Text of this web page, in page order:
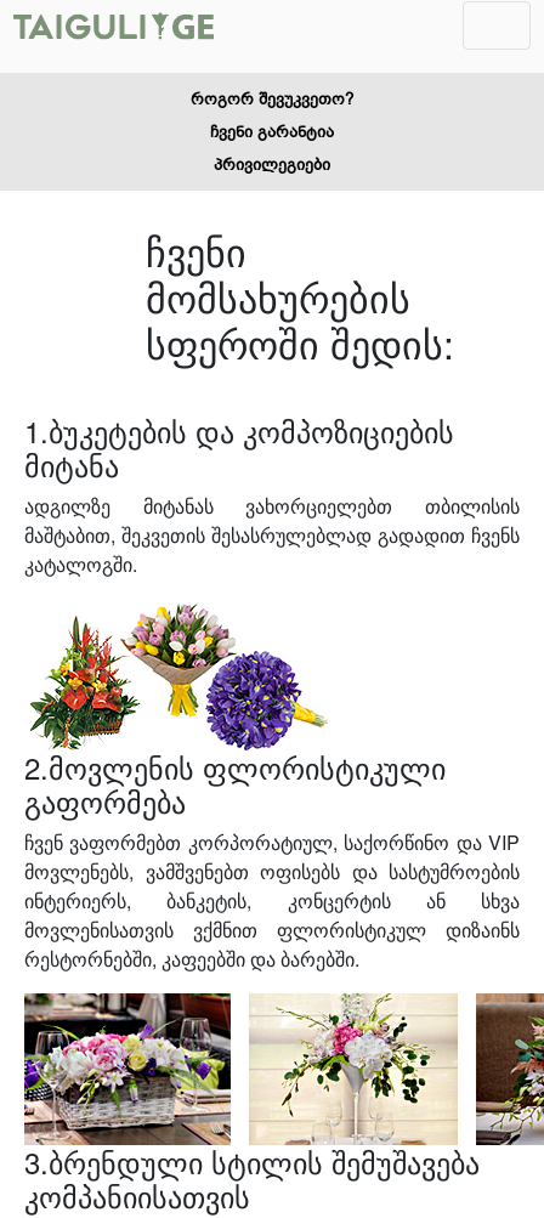
როგორ შევუკვეთო?
ჩვენი გარანტია
პრივილეგიები
ჩვენი
მომსახურების
სფეროში შედის:
1.ბუკეტების და კომპოზიციების
მიტანა
ადგილზე მიტანას ვახორციელებთ თბილისის
მაშტაბით, შეკვეთის შესასრულებლად გადადით ჩვენს
კატალოგში.
2.მოვლენის ფლორისტიკული
გაფორმება
ჩვენ ვაფორმებთ კორპორატიულ, საქორწინო და VIP
მოვლენებს, ვამშვენებთ ოფისებს და სასტუმროების
ინტერიერს, ბანკეტის, კონცერტის ან სხვა
მოვლენისათვის ვქმნით ფლორისტიკულ დიზაინს
რესტორნებში, კაფეებში და ბარებში.
3.ბრენდული სტილის შემუშავება
კომპანიისათვის